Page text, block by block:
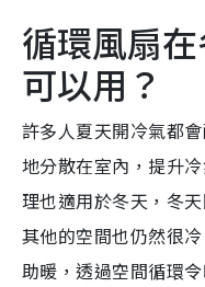
循環風扇
可以用？
許多人夏天開冷氣都
地分散在室內，提升
理也適用於冬天，冬
其他的空間也仍然很
助暖，透過空間循環